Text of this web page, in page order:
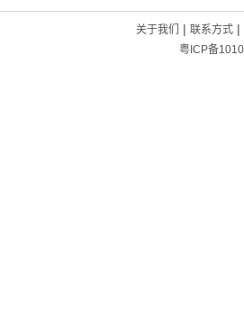
关于我们 | 联系方式|
粤ICP备